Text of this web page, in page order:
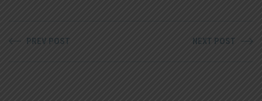
PREV POST NEXT POST